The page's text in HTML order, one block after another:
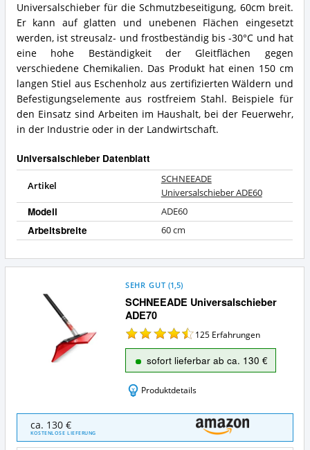
Universalschieber für die Schmutzbeseitigung, 60cm breit.
Er kann auf glatten und unebenen Flächen eingesetzt
werden, ist streusalz- und frostbeständig bis -30°C und hat
eine hohe Beständigkeit der Gleitflächen gegen
verschiedene Chemikalien. Das Produkt hat einen 150 cm
langen Stiel aus Eschenholz aus zertifizierten Wäldern und
Befestigungselemente aus rostfreiem Stahl. Beispiele für
den Einsatz sind Arbeiten im Haushalt, bei der Feuerwehr,
in der Industrie oder in der Landwirtschaft.
Universalschieber Datenblatt
Artikel
SCHNEEADE
Universalschieber ADE60
Modell ADE60
Arbeitsbreite 60 cm
SCHNEEADE Universalschieber
ADE70
SEHR GUT (1,5)
125 Erfahrungen
sofort lieferbar ab ca. 130 €
Produktdetails
SCHNEEADE
Universalschieber
ADE70
ca. 130 €
KOSTENLOSE LIEFERUNG